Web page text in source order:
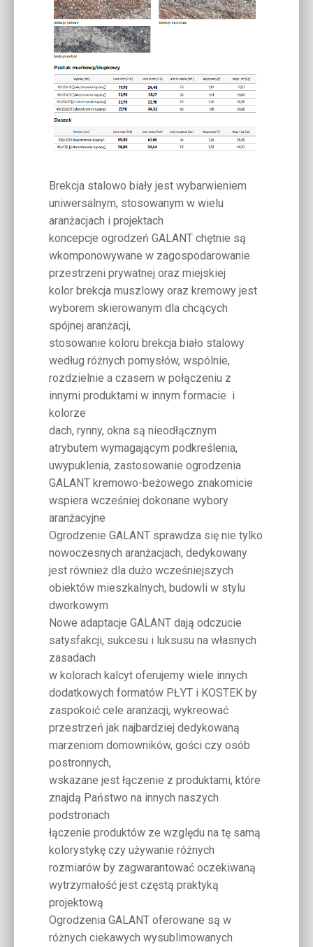
Brekcja stalowo biały jest wybarwieniem
uniwersalnym, stosowanym w wielu
aranżacjach i projektach
koncepcje ogrodzeń GALANT chętnie są
wkomponowywane w zagospodarowanie
przestrzeni prywatnej oraz miejskiej
kolor brekcja muszlowy oraz kremowy jest
wyborem skierowanym dla chcących
spójnej aranżacji,
stosowanie koloru brekcja biało stalowy
według różnych pomysłów, wspólnie,
rozdzielnie a czasem w połączeniu z
innymi produktami w innym formacie i
kolorze
dach, rynny, okna są nieodłącznym
atrybutem wymagającym podkreślenia,
uwypuklenia, zastosowanie ogrodzenia
GALANT kremowo-beżowego znakomicie
wspiera wcześniej dokonane wybory
aranżacyjne
Ogrodzenie GALANT sprawdza się nie tylko
nowoczesnych aranżacjach, dedykowany
jest również dla dużo wcześniejszych
obiektów mieszkalnych, budowli w stylu
dworkowym
Nowe adaptacje GALANT dają odczucie
satysfakcji, sukcesu i luksusu na własnych
zasadach
w kolorach kalcyt oferujemy wiele innych
dodatkowych formatów PŁYT i KOSTEK by
zaspokoić cele aranżacji, wykreować
przestrzeń jak najbardziej dedykowaną
marzeniom domowników, gości czy osób
postronnych,
wskazane jest łączenie z produktami, które
znajdą Państwo na innych naszych
podstronach
łączenie produktów ze względu na tę samą
kolorystykę czy używanie różnych
rozmiarów by zagwarantować oczekiwaną
wytrzymałość jest częstą praktyką
projektową
Ogrodzenia GALANT oferowane są w
różnych ciekawych wysublimowanych